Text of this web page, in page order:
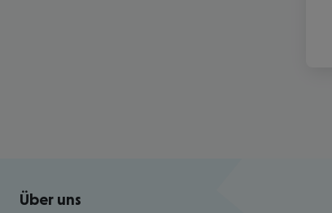
Footer navigation
Über uns